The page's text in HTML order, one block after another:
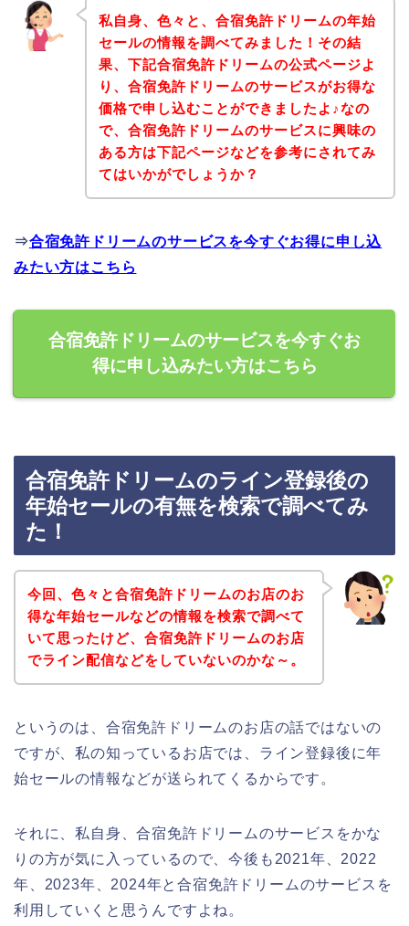
私自身、色々と、合宿免許ドリームの年始
セールの情報を調べてみました！その結
果、下記合宿免許ドリームの公式ページよ
り、合宿免許ドリームのサービスがお得な
価格で申し込むことができましたよ♪なの
で、合宿免許ドリームのサービスに興味の
ある方は下記ページなどを参考にされてみ
てはいかがでしょうか？
⇒合宿免許ドリームのサービスを今すぐお得に申し込
みたい方はこちら
合宿免許ドリームのサービスを今すぐお
得に申し込みたい方はこちら
合宿免許ドリームのライン登録後の
年始セールの有無を検索で調べてみ
た！
今回、色々と合宿免許ドリームのお店のお
得な年始セールなどの情報を検索で調べて
いて思ったけど、合宿免許ドリームのお店
でライン配信などをしていないのかな～。
というのは、合宿免許ドリームのお店の話ではないの
ですが、私の知っているお店では、ライン登録後に年
始セールの情報などが送られてくるからです。
それに、私自身、合宿免許ドリームのサービスをかな
りの方が気に入っているので、今後も2021年、2022
年、2023年、2024年と合宿免許ドリームのサービスを
利用していくと思うんですよね。